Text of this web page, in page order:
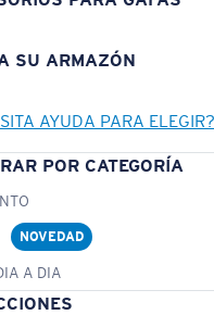
SU ARMAZÓN
AYUDA PARA ELEGIR?
POR CATEGORÍA
NOVEDAD
A DIA